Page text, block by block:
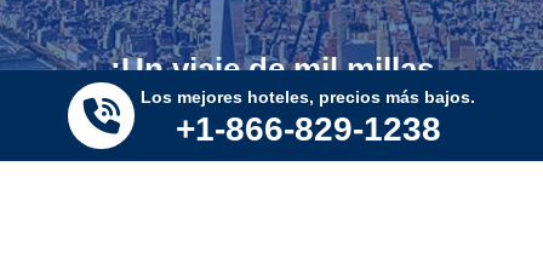
¡Un viaje de mil millas
comienza con un solo paso!
SUSCRÍBETE.
Los mejores hoteles, precios más bajos.
+1-866-829-1238